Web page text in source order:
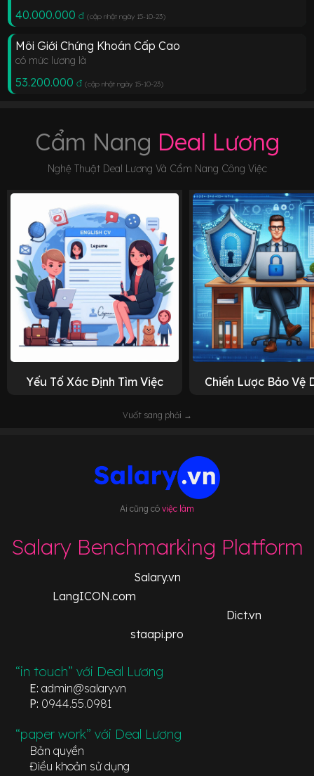
40.000.000 đ (cập nhật ngày 15-10-23)
Môi Giới Chứng Khoán Cấp Cao
có mức lương là
53.200.000 đ (cập nhật ngày 15-10-23)
Cẩm Nang Deal Lương
Nghệ Thuật Deal Lương Và Cẩm Nang Công Việc
Yếu Tố Xác Định Tìm Việc Chiến Lược Bảo Vệ
Vuốt sang phải →
Ai cũng có việc làm
Salary Benchmarking Platform
Salary.vn
LangICON.com
Dict.vn
staapi.pro
“in touch” với Deal Lương
E: admin@salary.vn
P: 0944.55.0981
“paper work” với Deal Lương
Bản quyền
Điều khoản sử dụng